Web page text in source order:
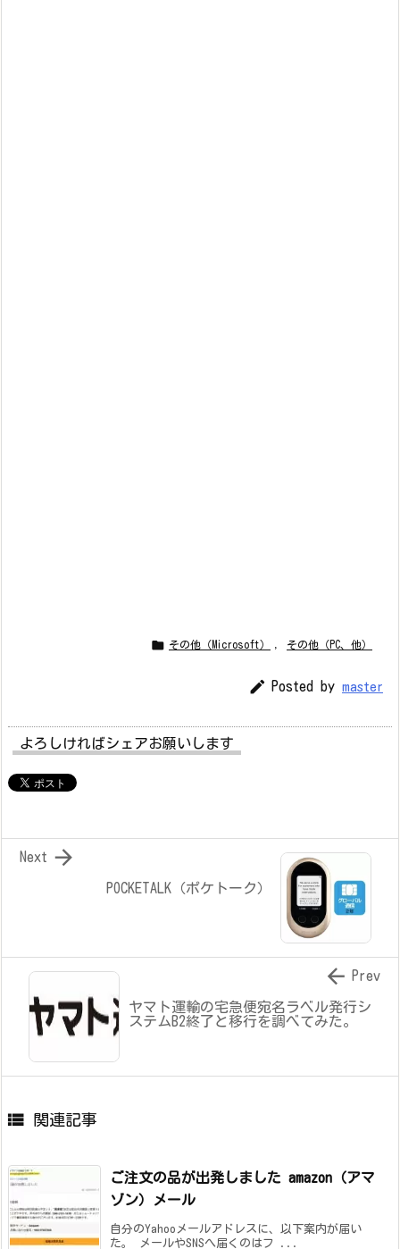
 その他（Microsoft） その他（PC、他）
 Posted by master
よろしければシェアお願いします
POCKETALK（ポケトーク）

Next
ヤマト運輸の宅急便宛名ラベル発行シ
ステムB2終了と移行を調べてみた。
 Prev
 関連記事
ご注文の品が出発しました amazon（アマ
ゾン）メール
自分のYahooメールアドレスに、以下案内が届い
た。 メールやSNSへ届くのはフ ...